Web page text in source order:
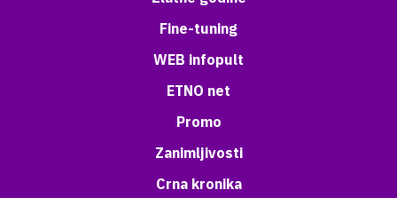
Fine-tuning
WEB infopult
ETNO net
Promo
Zanimljivosti
Crna kronika